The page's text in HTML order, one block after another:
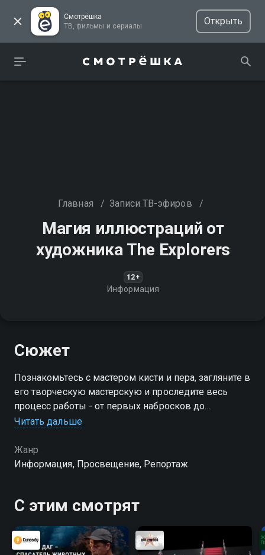
Смотрёшка
ТВ, фильмы и сериалы
Открыть
Главная / Записи ТВ-эфиров /
Магия иллюстраций от
художника The Explorers
12+
Информация
Сюжет
Познакомьтесь с мастером кисти и пера, загляните в
его творческую мастерскую и проследите весь
процесс работы - от первых набросков до
финального шедевра
Читать дальше
Жанр
Информация, Просвещение, Репортаж
С этим смотрят